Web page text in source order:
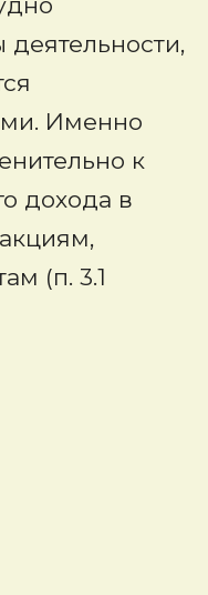
Именно
к
дохода в
(п. 3.1